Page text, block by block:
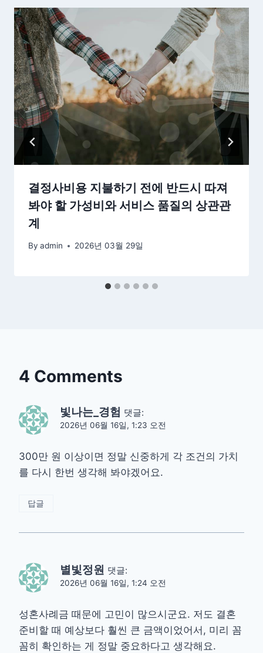
결정사비용 지불하기 전에 반드시 따져
봐야 할 가성비와 서비스 품질의 상관관
계
By admin 2026년 03월 29일
4 Comments
빛나는_경험 댓글:
2026년 06월 16일, 1:23 오전
300만 원 이상이면 정말 신중하게 각 조건의 가치
를 다시 한번 생각해 봐야겠어요.
답글
별빛정원 댓글:
2026년 06월 16일, 1:24 오전
성혼사례금 때문에 고민이 많으시군요. 저도 결혼
준비할 때 예상보다 훨씬 큰 금액이었어서, 미리 꼼
꼼히 확인하는 게 정말 중요하다고 생각해요.